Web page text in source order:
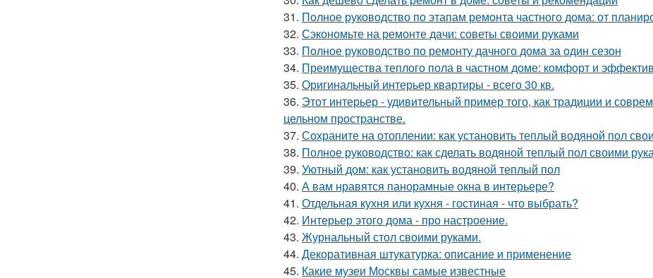
31. Полное руководство по этапам ремонта частного дома: от
32. Сэкономьте на ремонте дачи: советы своими руками
33. Полное руководство по ремонту дачного дома за один сезон
34. Преимущества теплого пола в частном доме: комфорт и
35. Оригинальный интерьер квартиры - всего 30 кв.
36. Этот интерьер - удивительный пример того, как традиции и
цельном пространстве.
37. Сохраните на отоплении: как установить теплый водяной пол
38. Полное руководство: как сделать водяной теплый пол своими
39. Уютный дом: как установить водяной теплый пол
40. А вам нравятся панорамные окна в интерьере?
41. Отдельная кухня или кухня - гостиная - что выбрать?
42. Интерьер этого дома - про настроение.
43. Журнальный стол своими руками.
44. Декоративная штукатурка: описание и применение
45. Какие музеи Москвы самые известные